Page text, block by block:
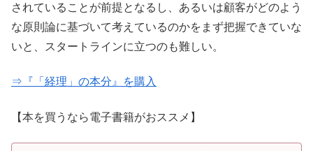
されていることが前提となるし、あるいは顧客がどのよう
な原則論に基づいて考えているのかをまず把握できていな
いと、スタートラインに立つのも難しい。
⇒『「経理」の本分』を購入
【本を買うなら電子書籍がおススメ】